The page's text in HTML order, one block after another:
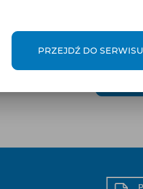
PRZEJDŹ DO SERWISU